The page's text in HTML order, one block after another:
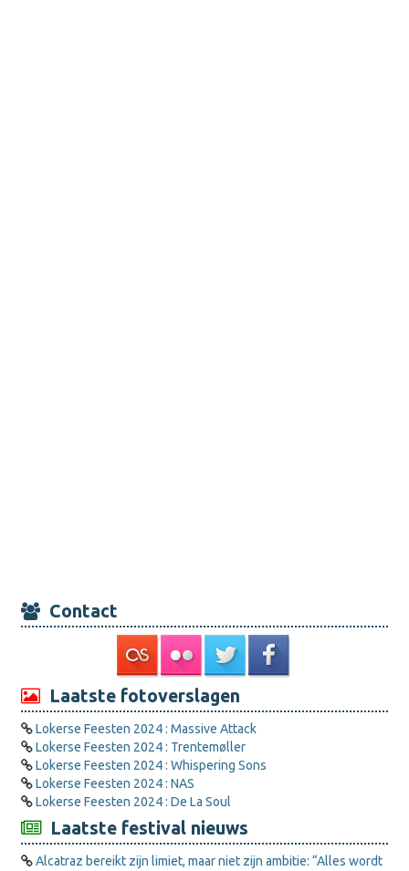
Contact
Laatste fotoverslagen
Lokerse Feesten 2024 : Massive Attack
Lokerse Feesten 2024 : Trentemøller
Lokerse Feesten 2024 : Whispering Sons
Lokerse Feesten 2024 : NAS
Lokerse Feesten 2024 : De La Soul
Laatste festival nieuws
Alcatraz bereikt zijn limiet, maar niet zijn ambitie: “Alles wordt